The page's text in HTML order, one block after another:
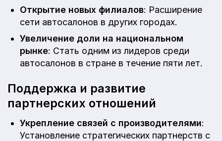
Открытие новых филиалов: Расширение
сети автосалонов в других городах.
Увеличение доли на национальном
рынке: Стать одним из лидеров среди
автосалонов в стране в течение пяти лет.
Поддержка и развитие
партнерских отношений
Укрепление связей с производителями:
Установление стратегических партнерств с